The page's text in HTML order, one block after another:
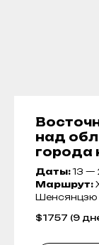
над
города
Даты: 13 —
Маршрут:
Шенсянцзю
$1757 (9